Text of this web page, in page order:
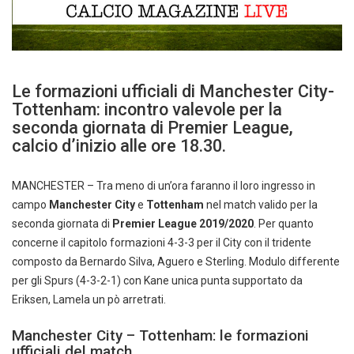
Le formazioni ufficiali di Manchester City-
Tottenham: incontro valevole per la
seconda giornata di Premier League,
calcio d’inizio alle ore 18.30.
MANCHESTER – Tra meno di un’ora faranno il loro ingresso in
campo Manchester Citye Tottenham nel match valido per la
seconda giornata di Premier League 2019/2020. Per quanto
concerne il capitolo formazioni 4-3-3 per il City con il tridente
composto da Bernardo Silva, Aguero e Sterling. Modulo differente
per gli Spurs (4-3-2-1) con Kane unica punta supportato da
Eriksen, Lamela un pò arretrati.
Manchester City – Tottenham: le formazioni